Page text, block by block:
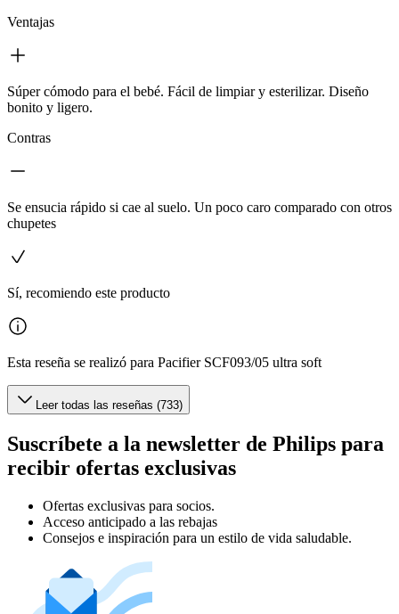
Ventajas
Súper cómodo para el bebé. Fácil de limpiar y esterilizar. Diseño
bonito y ligero.
Contras
Se ensucia rápido si cae al suelo. Un poco caro comparado con otros
chupetes
Sí, recomiendo este producto
Esta reseña se realizó para Pacifier SCF093/05 ultra soft
Leer todas las reseñas (733)
Suscríbete a la newsletter de Philips para
recibir ofertas exclusivas
Ofertas exclusivas para socios.
Acceso anticipado a las rebajas
Consejos e inspiración para un estilo de vida saludable.